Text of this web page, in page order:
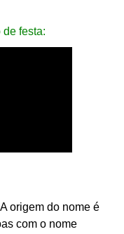
festa:
origem do nome é
com o nome